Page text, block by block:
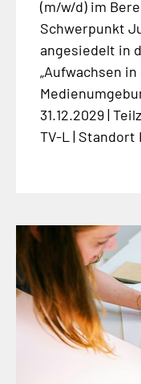
(m/w/d) im
Schwerpunkt
angesiedelt in
„Aufwachsen
31.12.2029 |
TV-L | Standort